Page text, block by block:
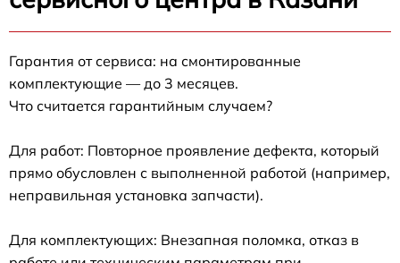
Гарантия от сервиса: на смонтированные
комплектующие — до 3 месяцев.
Что считается гарантийным случаем?
Для работ: Повторное проявление дефекта, который
прямо обусловлен с выполненной работой (например,
неправильная установка запчасти).
Для комплектующих: Внезапная поломка, отказ в